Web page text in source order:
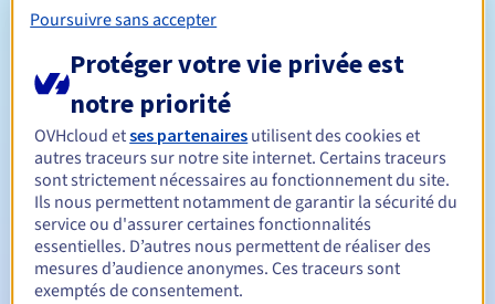
votre demande d'enregistrement d'un nom de domaine de
Règles de gestion et notifications
Durée de réservation Entre 1 et 10 ans
Durée de renouvellement Entre 1 et 5 ans
Poursuivre sans accepter
Protéger votre vie privée est
notre priorité
OVHcloud etses partenaires utilisent des cookies et
autres traceurs sur notre site internet. Certains traceurs
sont strictement nécessaires au fonctionnement du site.
Ils nous permettent notamment de garantir la sécurité du
service ou d'assurer certaines fonctionnalités
essentielles. D’autres nous permettent de réaliser des
mesures d’audience anonymes. Ces traceurs sont
exemptés de consentement.